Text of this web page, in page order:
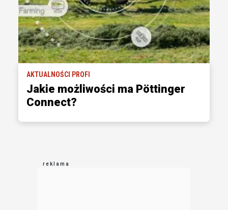
AKTUALNOŚCI PROFI
Jakie możliwości ma Pöttinger
Connect?